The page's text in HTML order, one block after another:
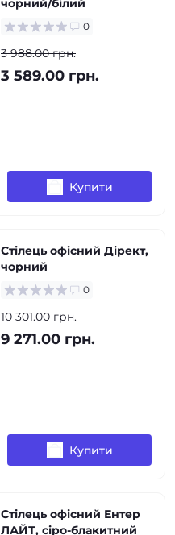
чорний/білий
0
3 988.00 грн.
3 589.00 грн.
Купити
Стілець офісний Дірект,
чорний
0
10 301.00 грн.
9 271.00 грн.
Купити
Стілець офісний Ентер
ЛАЙТ, сіро-блакитний